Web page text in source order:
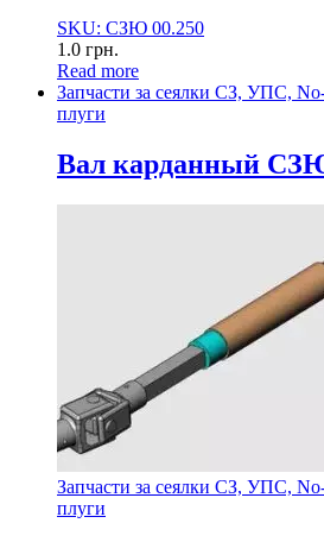
SKU: СЗЮ 00.250
1.0 грн.
Read more
Запчасти за сеялки СЗ, УПС,
плуги
Вал карданный
Запчасти за сеялки СЗ, УПС,
плуги